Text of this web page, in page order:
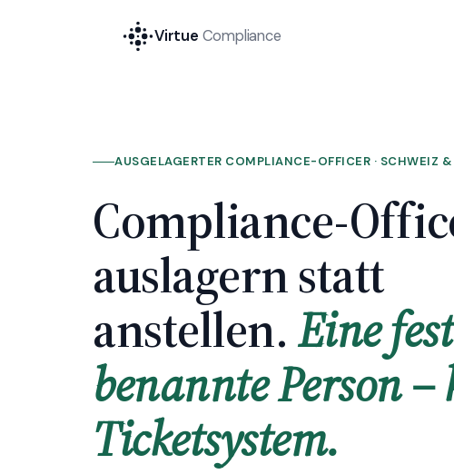
Virtue Compliance
AUSGELAGERTER COMPLIANCE-OFFICER · SCHWEIZ &
Compliance-
auslagern statt
anstellen.Eine
benannte Person –
Ticketsystem.